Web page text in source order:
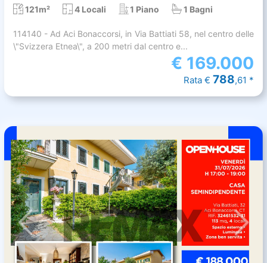
121m² 4 Locali 1 Piano 1 Bagni
114140 - Ad Aci Bonaccorsi, in Via Battiati 58, nel centro delle
\"Svizzera Etnea\", a 200 metri dal centro e...
€ 169.000
Rata € 788,61 *